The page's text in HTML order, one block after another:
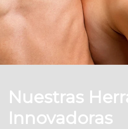
Nuestras
Innovadoras